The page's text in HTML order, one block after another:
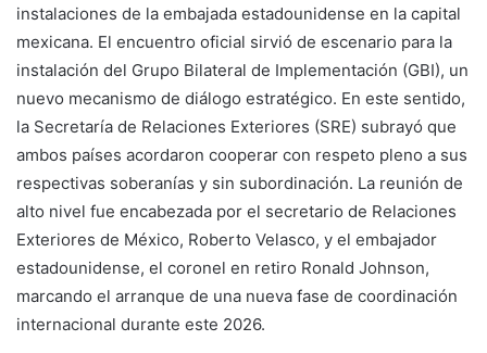
instalaciones de la embajada estadounidense en la capital
mexicana. El encuentro oficial sirvió de escenario para la
instalación del Grupo Bilateral de Implementación (GBI), un
nuevo mecanismo de diálogo estratégico. En este sentido,
la Secretaría de Relaciones Exteriores (SRE) subrayó que
ambos países acordaron cooperar con respeto pleno a sus
respectivas soberanías y sin subordinación. La reunión de
alto nivel fue encabezada por el secretario de Relaciones
Exteriores de México, Roberto Velasco, y el embajador
estadounidense, el coronel en retiro Ronald Johnson,
marcando el arranque de una nueva fase de coordinación
internacional durante este 2026.